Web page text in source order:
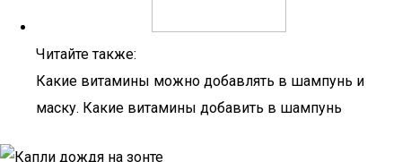
Читайте также:
Какие витамины можно добавлять в шампунь и
маску. Какие витамины добавить в шампунь